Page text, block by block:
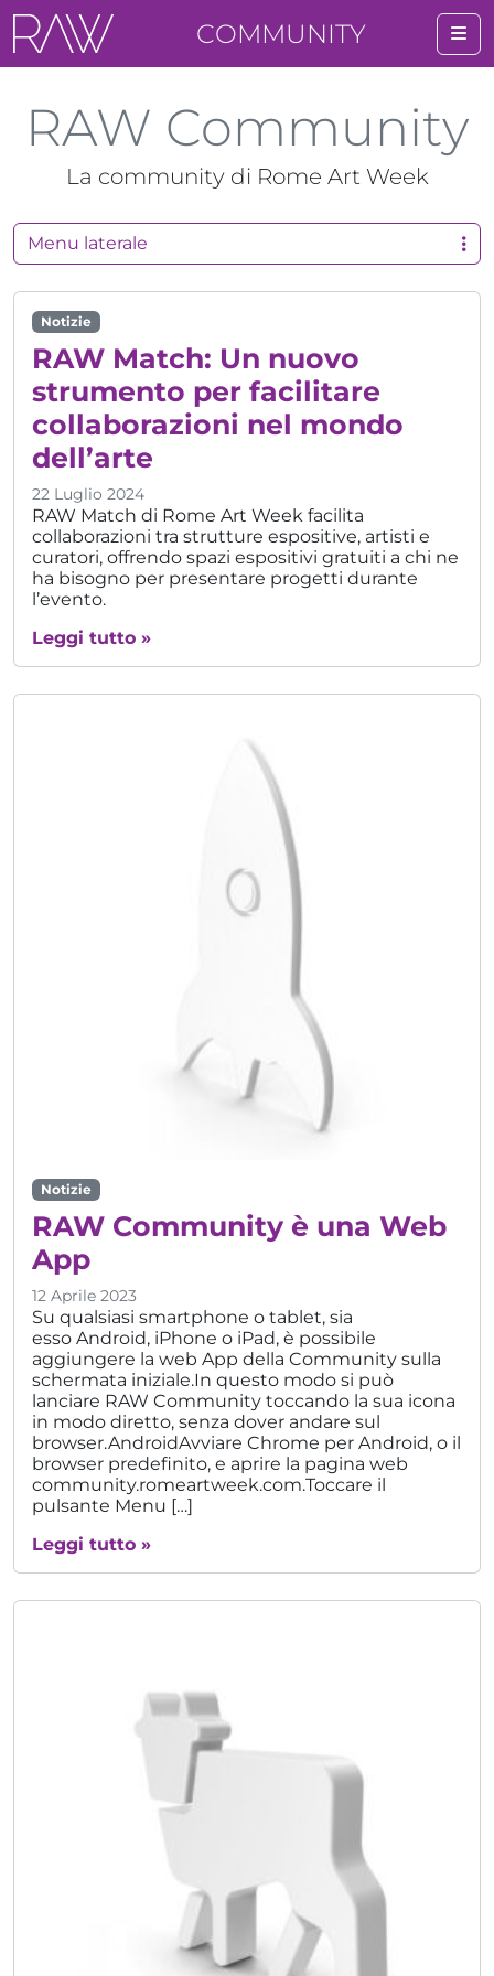
COMMUNITY
RAW Community
La community di Rome Art Week
Notizie
RAW Match: Un nuovo
strumento per facilitare
collaborazioni nel mondo
dell’arte
22 Luglio 2024
RAW Match di Rome Art Week facilita
collaborazioni tra strutture espositive, artisti e
curatori, offrendo spazi espositivi gratuiti a chi ne
ha bisogno per presentare progetti durante
l’evento.
Leggi tutto »
Notizie
RAW Community è una Web
App
12 Aprile 2023
Su qualsiasi smartphone o tablet, sia
esso Android, iPhone o iPad, è possibile
aggiungere la web App della Community sulla
schermata iniziale.In questo modo si può
lanciare RAW Community toccando la sua icona
in modo diretto, senza dover andare sul
browser.AndroidAvviare Chrome per Android, o il
browser predefinito, e aprire la pagina web
community.romeartweek.com.Toccare il
pulsante Menu […]
Leggi tutto »
Menu laterale